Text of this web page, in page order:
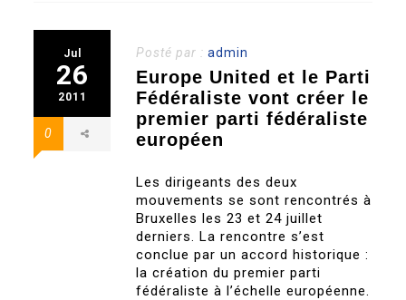
Jul
26
2011
0
Posté par :admin
Europe United et le Parti
Fédéraliste vont créer le
premier parti fédéraliste
européen
Les dirigeants des deux
mouvements se sont rencontrés à
Bruxelles les 23 et 24 juillet
derniers. La rencontre s’est
conclue par un accord historique :
la création du premier parti
fédéraliste à l’échelle européenne.